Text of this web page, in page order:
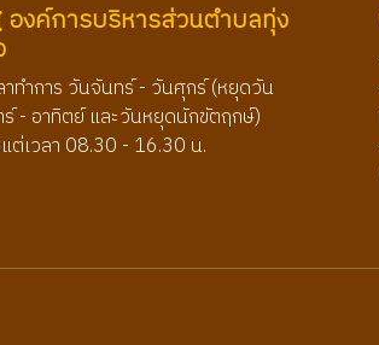
องค์การบริหารส่วนตำบลทุ่ง
าทำการ วันจันทร์ - วันศุกร์ (หยุดวัน
ร์ - อาทิตย์ และวันหยุดนักขัตฤกษ์)
ต่เวลา 08.30 - 16.30 น.